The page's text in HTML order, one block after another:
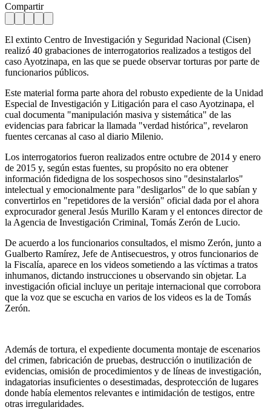
Compartir
El extinto Centro de Investigación y Seguridad Nacional (Cisen)
realizó 40 grabaciones de interrogatorios realizados a testigos del
caso Ayotzinapa, en las que se puede observar torturas por parte de
funcionarios públicos.
Este material forma parte ahora del robusto expediente de la Unidad
Especial de Investigación y Litigación para el caso Ayotzinapa, el
cual documenta "manipulación masiva y sistemática" de las
evidencias para fabricar la llamada "verdad histórica", revelaron
fuentes cercanas al caso al diario Milenio.
Los interrogatorios fueron realizados entre octubre de 2014 y enero
de 2015 y, según estas fuentes, su propósito no era obtener
información fidedigna de los sospechosos sino "desinstalarlos"
intelectual y emocionalmente para "desligarlos" de lo que sabían y
convertirlos en "repetidores de la versión" oficial dada por el ahora
exprocurador general Jesús Murillo Karam y el entonces director de
la Agencia de Investigación Criminal, Tomás Zerón de Lucio.
De acuerdo a los funcionarios consultados, el mismo Zerón, junto a
Gualberto Ramírez, Jefe de Antisecuestros, y otros funcionarios de
la Fiscalía, aparece en los videos sometiendo a las víctimas a tratos
inhumanos, dictando instrucciones u observando sin objetar. La
investigación oficial incluye un peritaje internacional que corrobora
que la voz que se escucha en varios de los videos es la de Tomás
Zerón.
Además de tortura, el expediente documenta montaje de escenarios
del crimen, fabricación de pruebas, destrucción o inutilización de
evidencias, omisión de procedimientos y de líneas de investigación,
indagatorias insuficientes o desestimadas, desprotección de lugares
donde había elementos relevantes e intimidación de testigos, entre
otras irregularidades.